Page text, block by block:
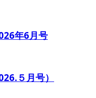
年6月号
５月号）